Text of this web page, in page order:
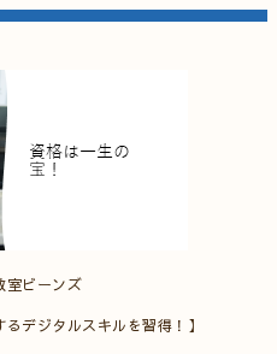
室ビーンズ
デジタルスキルを習得！】